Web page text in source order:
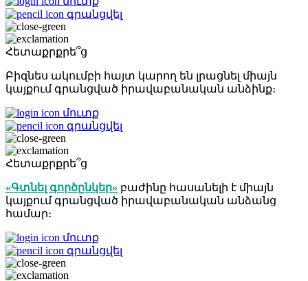
գրանցվել
Հետաքրքրե՞ց
Բիզնես ակումբի հայտ կարող են լրացնել միայն
կայքում գրանցված իրավաբանական անձինք։
մուտք
գրանցվել
Հետաքրքրե՞ց
«Գտնել գործընկեր» բաժինը հասանելի է միայն
կայքում գրանցված իրավաբանական անձանց
համար։
մուտք
գրանցվել